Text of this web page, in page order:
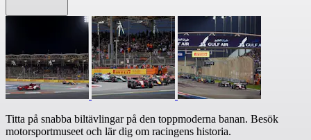
Titta på snabba biltävlingar på den toppmoderna banan. Besök
motorsportmuseet och lär dig om racingens historia.